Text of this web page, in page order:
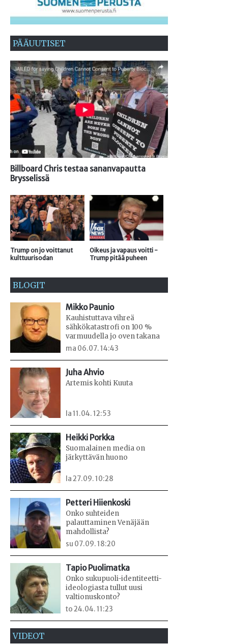
PÄÄUUTISET
Billboard Chris testaa sananvapautta
Brysselissä
Trump on jo voittanut
kulttuurisodan
Oikeus ja vapaus voitti -
Trump pitää puheen
BLOGIT
Mikko Paunio
Kauhistuttava vihreä
sähkökatastrofi on 100 %
varmuudella jo oven takana
ma 06.07. 14:43
Juha Ahvio
Artemis kohti Kuuta
la 11.04. 12:53
Heikki Porkka
Suomalainen media on
järkyttävän huono
la 27.09. 10:28
Petteri Hiienkoski
Onko suhteiden
palauttaminen Venäjään
mahdollista?
su 07.09. 18:20
Tapio Puolimatka
Onko sukupuoli-identiteetti-
ideologiasta tullut uusi
valtionuskonto?
to 24.04. 11:23
VIDEOT